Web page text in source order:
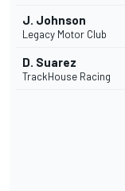
J. Johnson
Legacy Motor Club
D. Suarez
TrackHouse Racing